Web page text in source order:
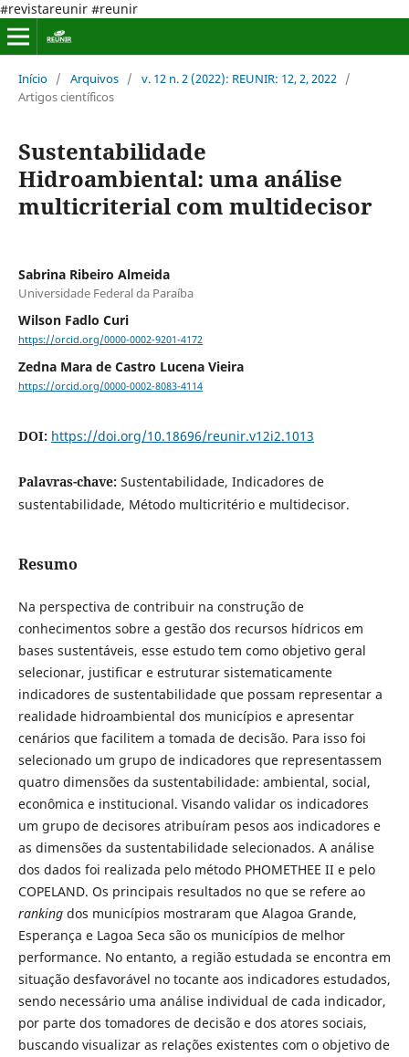
#revistareunir #reunir
Início / Arquivos / v. 12 n. 2 (2022): REUNIR: 12, 2, 2022 /
Artigos científicos
Sustentabilidade
Hidroambiental: uma análise
multicriterial com multidecisor
Sabrina Ribeiro Almeida
Universidade Federal da Paraíba
Wilson Fadlo Curi
https://orcid.org/0000-0002-9201-4172
Zedna Mara de Castro Lucena Vieira
https://orcid.org/0000-0002-8083-4114
DOI: https://doi.org/10.18696/reunir.v12i2.1013
Palavras-chave: Sustentabilidade, Indicadores de
sustentabilidade, Método multicritério e multidecisor.
Resumo
Na perspectiva de contribuir na construção de
conhecimentos sobre a gestão dos recursos hídricos em
bases sustentáveis, esse estudo tem como objetivo geral
selecionar, justificar e estruturar sistematicamente
indicadores de sustentabilidade que possam representar a
realidade hidroambiental dos municípios e apresentar
cenários que facilitem a tomada de decisão. Para isso foi
selecionado um grupo de indicadores que representassem
quatro dimensões da sustentabilidade: ambiental, social,
econômica e institucional. Visando validar os indicadores
um grupo de decisores atribuíram pesos aos indicadores e
as dimensões da sustentabilidade selecionados. A análise
dos dados foi realizada pelo método PHOMETHEE II e pelo
COPELAND. Os principais resultados no que se refere ao
rankingdos municípios mostraram que Alagoa Grande,
Esperança e Lagoa Seca são os municípios de melhor
performance. No entanto, a região estudada se encontra em
situação desfavorável no tocante aos indicadores estudados,
sendo necessário uma análise individual de cada indicador,
por parte dos tomadores de decisão e dos atores sociais,
buscando visualizar as relações existentes com o objetivo de